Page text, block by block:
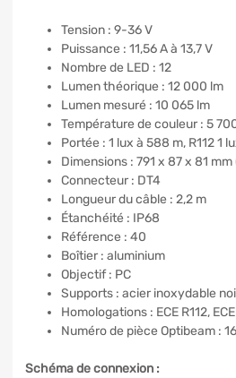
Tension : 9-36 V
Puissance : 11,56 A à 13,7 V
Nombre de LED : 12
Lumen théorique : 12 000 lm
Lumen mesuré : 10 065 lm
Température de couleur : 5
Portée : 1 lux à 588 m, R112 1
Dimensions : 791 x 87 x 81
Connecteur : DT4
Longueur du câble : 2,2 m
Étanchéité : IP68
Référence : 40
Boîtier : aluminium
Objectif : PC
Supports : acier inoxydable
Homologations : ECE R112,
Numéro de pièce Optibeam :
Schéma de connexion :